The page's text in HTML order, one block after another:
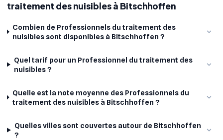
traitement des nuisibles à Bitschhoffen
Combien de Professionnels du traitement des
nuisibles sont disponibles à Bitschhoffen ?
Quel tarif pour un Professionnel du traitement des
nuisibles ?
Quelle est la note moyenne des Professionnels du
traitement des nuisibles à Bitschhoffen ?
Quelles villes sont couvertes autour de Bitschhoffen
?